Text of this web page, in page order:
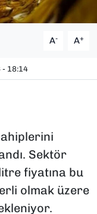
A- A+
- 18:14
Sektör
fiyatına bu
olmak üzere